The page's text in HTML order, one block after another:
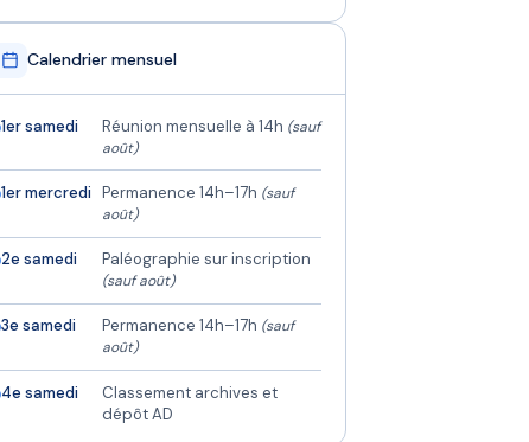
Calendrier mensuel
1er samedi Réunion mensuelle à 14h (sauf
août)
1er mercredi Permanence 14h–17h (sauf
août)
2e samedi Paléographie sur inscription
(sauf août)
3e samedi Permanence 14h–17h (sauf
août)
4e samedi
Classement archives et
dépôt AD